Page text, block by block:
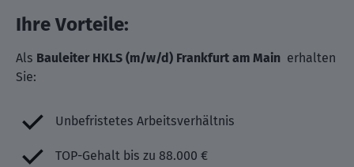
Ihre Vorteile:
Als Bauleiter HKLS (m/w/d) Frankfurt am Main erhalten
Sie:
Unbefristetes Arbeitsverhältnis
TOP-Gehalt bis zu 88.000 €